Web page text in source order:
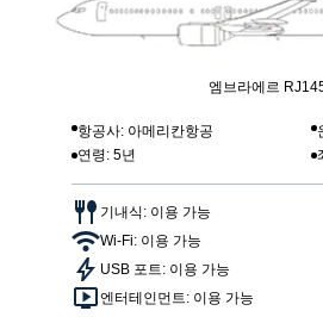
엠브라에르
항공사: 아메리칸항공
연령: 5년
기내식: 이용 가능
Wi-Fi: 이용 가능
USB 포트: 이용 가능
엔터테인먼트: 이용 가능